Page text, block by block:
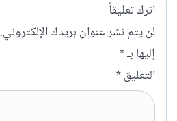
اترك تعليقاً
لن يتم نشر عنوان بريدك الإلكتروني.
إليها بـ*
التعليق*